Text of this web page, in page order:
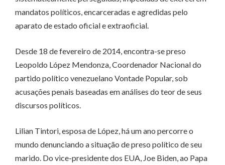
mandatos políticos, encarceradas e agredidas pelo
aparato de estado oficial e extraoficial.
Desde 18 de fevereiro de 2014, encontra-se preso
Leopoldo López Mendonza, Coordenador Nacional do
partido político venezuelano Vontade Popular, sob
acusações penais baseadas em análises do teor de seus
discursos políticos.
Lilian Tintori, esposa de López, há um ano percorre o
mundo denunciando a situação de preso político de seu
marido. Do vice-presidente dos EUA, Joe Biden, ao Papa